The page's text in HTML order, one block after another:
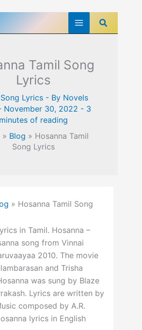
Search
Tamil Song
Lyrics
Lyrics - By Novels
November 30, 2022 - 3
minutes of reading
» Blog » Hosanna Tamil
Song Lyrics
» Hosanna Tamil Song
in Tamil. Hosanna –
song from Vinnai
2010. The movie
and Trisha
was sung by Blaze
Lyrics are written by
composed by A.R.
lyrics in English